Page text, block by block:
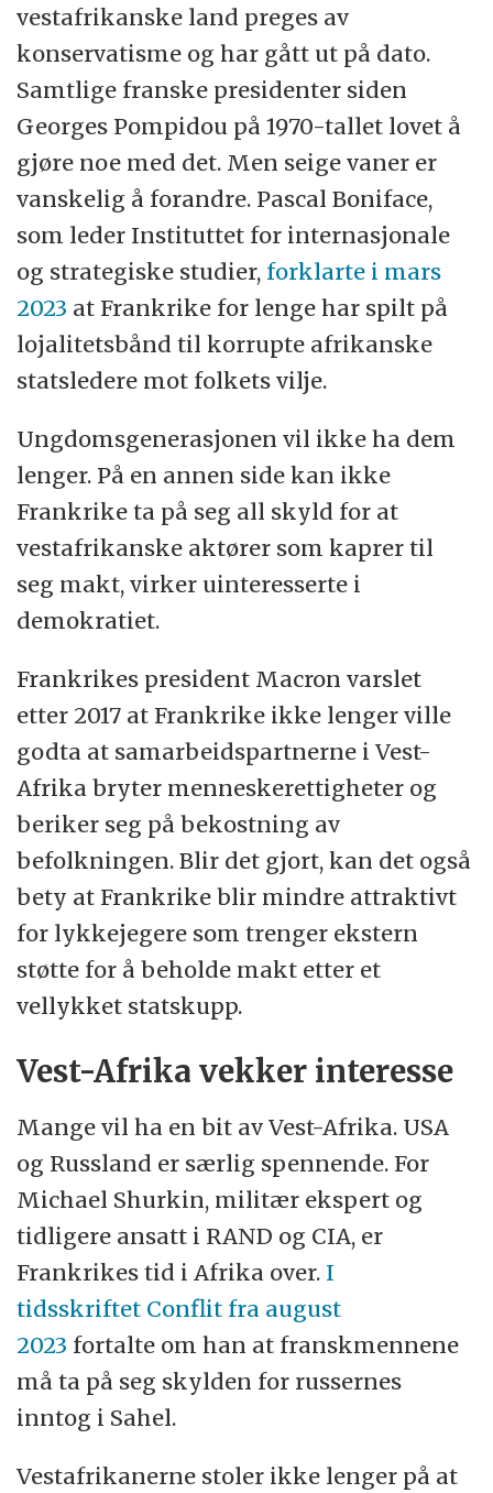
vestafrikanske land preges av
konservatisme og har gått ut på dato.
Samtlige franske presidenter siden
Georges Pompidou på 1970-tallet lovet å
gjøre noe med det. Men seige vaner er
vanskelig å forandre. Pascal Boniface,
som leder Instituttet for internasjonale
og strategiske studier, forklarte i mars
2023 at Frankrike for lenge har spilt på
lojalitetsbånd til korrupte afrikanske
statsledere mot folkets vilje.
Ungdomsgenerasjonen vil ikke ha dem
lenger. På en annen side kan ikke
Frankrike ta på seg all skyld for at
vestafrikanske aktører som kaprer til
seg makt, virker uinteresserte i
demokratiet.
Frankrikes president Macron varslet
etter 2017 at Frankrike ikke lenger ville
godta at samarbeidspartnerne i Vest-
Afrika bryter menneskerettigheter og
beriker seg på bekostning av
befolkningen. Blir det gjort, kan det også
bety at Frankrike blir mindre attraktivt
for lykkejegere som trenger ekstern
støtte for å beholde makt etter et
vellykket statskupp.
Vest-Afrika vekker interesse
Mange vil ha en bit av Vest-Afrika. USA
og Russland er særlig spennende. For
Michael Shurkin, militær ekspert og
tidligere ansatt i RAND og CIA, er
Frankrikes tid i Afrika over. I
tidsskriftet Conflit fra august
2023 fortalte om han at franskmennene
må ta på seg skylden for russernes
inntog i Sahel.
Vestafrikanerne stoler ikke lenger på at